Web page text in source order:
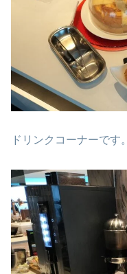
ドリンクコーナーです。